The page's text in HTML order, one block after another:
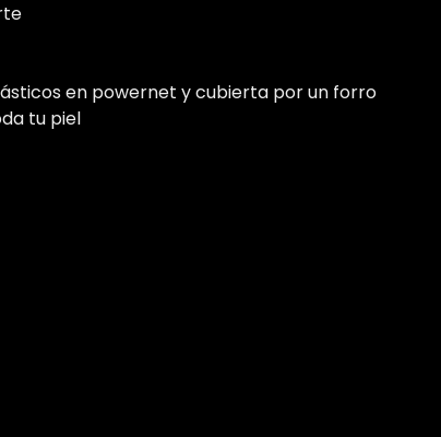
en powernet y cubierta por un forro
tu piel